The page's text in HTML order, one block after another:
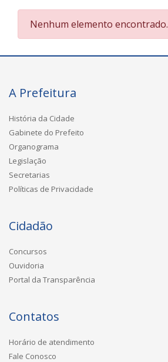
Nenhum elemento encontrado.
A Prefeitura
História da Cidade
Gabinete do Prefeito
Organograma
Legislação
Secretarias
Políticas de Privacidade
Cidadão
Concursos
Ouvidoria
Portal da Transparência
Contatos
Horário de atendimento
Fale Conosco